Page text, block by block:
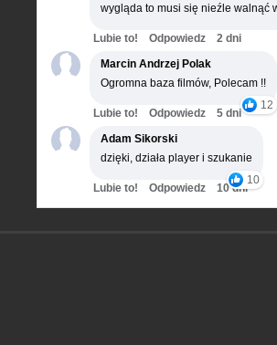
wygląda to musi się nieźle walnąć
Lubie to! Odpowiedz
2 dni
Marcin Andrzej Polak
Ogromna baza filmów, Polecam !!
12
Lubie to! Odpowiedz
5 dni
Adam Sikorski
dzięki, działa player i szukanie
10
Lubie to! Odpowiedz 10 dni